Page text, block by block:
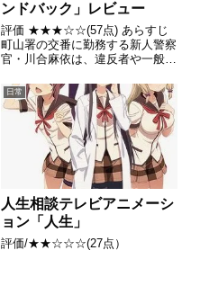
ンドバック」レビュー
評価 ★★★☆☆(57点) あらすじ
町山署の交番に勤務する新人警察
官・川合麻依は、違反者や一般市
上の激務という警察官の仕事に嫌
気がさし、辞表を提出しようとし
ていた引用- Wikipedia
日常
人生相談テレビアニメーシ
ョン「人生」
評価/★★☆☆☆(27点）